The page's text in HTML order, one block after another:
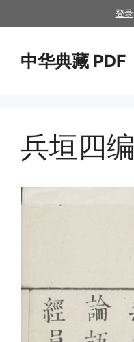
至
登录
中华典藏 PDF
兵垣四编